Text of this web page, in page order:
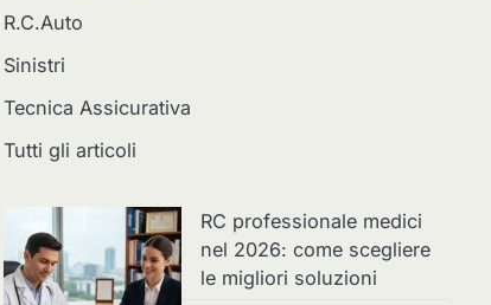
R.C.Auto
Sinistri
Tecnica Assicurativa
Tutti gli articoli
RC professionale medici
nel 2026: come scegliere
le migliori soluzioni